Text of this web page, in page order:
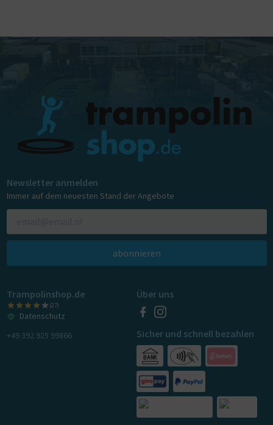
Newsletter anmelden
Immer auf dem neuesten Stand der Angebote
abonnieren
Trampolinshop.de
(27)
Datenschutz
+49 392 925 99866
Über uns
Sicher und schnell bezahlen